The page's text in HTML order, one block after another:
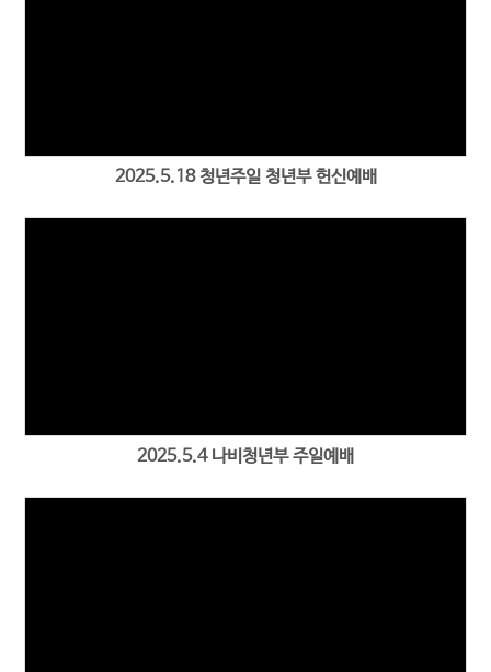
2025.5.18 청년주일 청년부 헌신예배
2025.5.4 나비청년부 주일예배